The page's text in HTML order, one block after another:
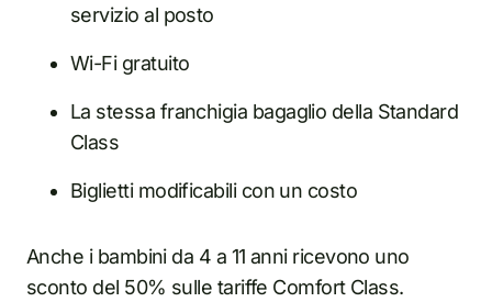
servizio al posto
Wi-Fi gratuito
La stessa franchigia bagaglio della Standard
Class
Biglietti modificabili con un costo
Anche i bambini da 4 a 11 anni ricevono uno
sconto del 50% sulle tariffe Comfort Class.